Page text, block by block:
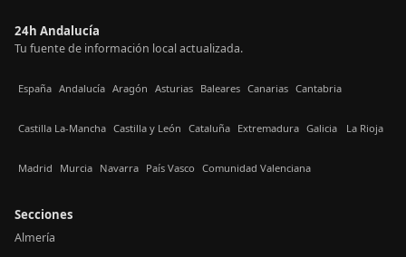
24h Andalucía
Tu fuente de información local actualizada.
España Andalucía Aragón Asturias Baleares Canarias Cantabria
Castilla La-Mancha Castilla y León Cataluña Extremadura Galicia La Rioja
Madrid Murcia Navarra País Vasco Comunidad Valenciana
Secciones
Almería